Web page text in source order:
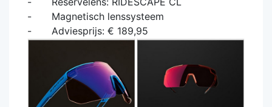
Magnetisch lenssysteem
Adviesprijs: € 189,95